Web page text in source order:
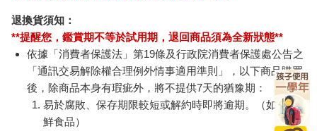
退換貨須知：
**提醒您，鑑賞期不等於試用期，退回商品須為全新狀態**
依據「消費者保護法」第19條及行政院消費者保護處公告之
「通訊交易解除權合理例外情事適用準則」，以下商品購買
後，除商品本身有瑕疵外，將不提供7天的猶豫期：
易於腐敗、保存期限較短或解約時即將逾期。（如：生
鮮食品）